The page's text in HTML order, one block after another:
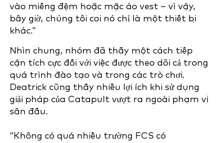
vào miếng đệm hoặc mặc áo vest – vì vậy,
bây giờ, chúng tôi coi nó chỉ là một thiết bị
khác.”
Nhìn chung, nhóm đã thấy một cách tiếp
cận tích cực đối với việc được theo dõi cả trong
quá trình đào tạo và trong các trò chơi.
Deatrick cũng thấy nhiều lợi ích khi sử dụng
giải pháp của Catapult vượt ra ngoài phạm vi
sân đấu.
“Không có quá nhiều trường FCS có